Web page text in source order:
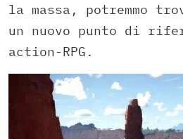
la massa, potremmo
un nuovo punto di
action-RPG.